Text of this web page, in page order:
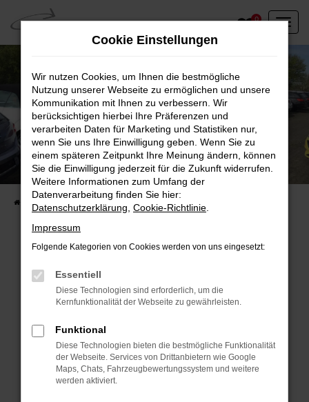
Zum
Hauptinhalt
springen
0
Unser Fahrzeugbestand vor Ort
Entdecken Sie unsere sofort verfügbaren
Fahrzeugangebote
Fehler: Network Error
Beim Laden ist ein Fehler aufgetreten.
Hier sind ein paar Tipps, die dir helfen können:
Überprüfe deine Firewall und deine
Internetverbindung.
Laden andere Webseiten, zum Beispiel deine
Suchmaschine?
Cookie Einstellungen
Wir nutzen Cookies, um Ihnen die bestmögliche
Nutzung unserer Webseite zu ermöglichen und unsere
Kommunikation mit Ihnen zu verbessern. Wir
berücksichtigen hierbei Ihre Präferenzen und
verarbeiten Daten für Marketing und Statistiken nur,
wenn Sie uns Ihre Einwilligung geben. Wenn Sie zu
einem späteren Zeitpunkt Ihre Meinung ändern, können
Sie die Einwilligung jederzeit für die Zukunft widerrufen.
Weitere Informationen zum Umfang der
Datenverarbeitung finden Sie hier:
Datenschutzerklärung Cookie-Richtlinie
Impressum
Folgende Kategorien von Cookies werden von uns eingesetzt:
Essentiell
Diese Technologien sind erforderlich, um die
Kernfunktionalität der Webseite zu gewährleisten.
Funktional
Diese Technologien bieten die bestmögliche Funktionalität
der Webseite. Services von Drittanbietern wie Google
Maps, Chats, Fahrzeugbewertungssystem und weitere
werden aktiviert.